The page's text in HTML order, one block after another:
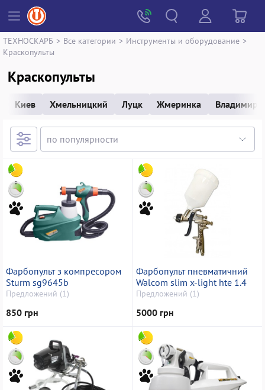
ТЕХНОСКАРБ > Все категории > Инструменты и оборудование >
Краскопульты
Краскопульты
Киев Хмельницкий Луцк Жмеринка Владимир-
Фарбопульт з компресором
Sturm sg9645b
Предложений (1)
850 грн
Фарбопульт пневматичний
Walcom slim x-light hte 1.4
Предложений (1)
5000 грн